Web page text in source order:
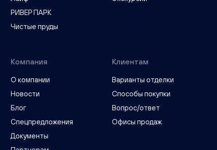
РИВЕР ПАРК
Чистые пруды
Компания
О компании
Новости
Блог
Спецпредложения
Документы
Клиентам
Варианты отделки
Способы покупки
Вопрос/ответ
Офисы продаж